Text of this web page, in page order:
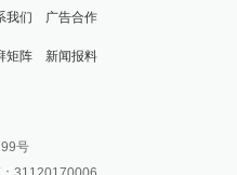
我们 广告合作
矩阵
号
号
新闻报料
号